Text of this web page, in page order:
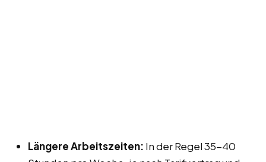
Längere Arbeitszeiten: In der Regel 35-40